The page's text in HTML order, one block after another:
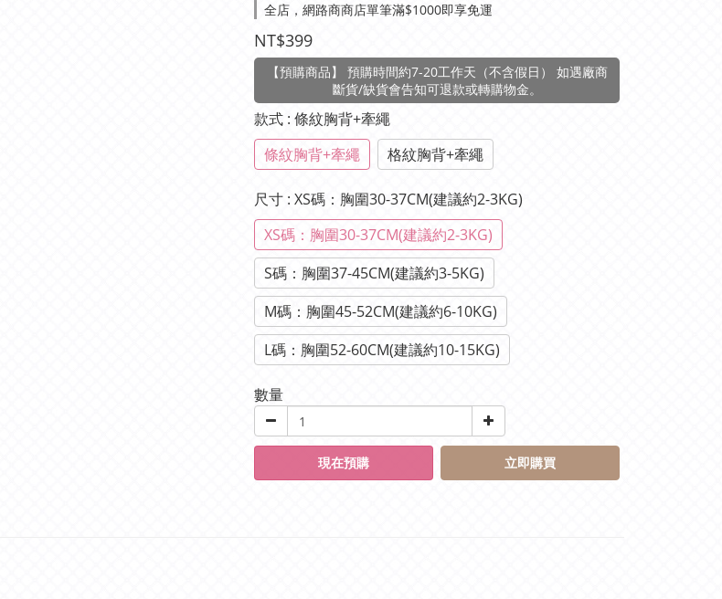
全店，網路商商店單筆滿$1000即享免運
NT$399
【預購商品】 預購時間約7-20工作天（不含假日） 如遇廠商
斷貨/缺貨會告知可退款或轉購物金。
款式 : 條紋胸背+牽繩
條紋胸背+牽繩
格紋胸背+牽繩
尺寸 : XS碼：胸圍30-37CM(建議約2-3KG)
XS碼：胸圍30-37CM(建議約2-3KG)
S碼：胸圍37-45CM(建議約3-5KG)
M碼：胸圍45-52CM(建議約6-10KG)
L碼：胸圍52-60CM(建議約10-15KG)
數量
現在預購 立即購買